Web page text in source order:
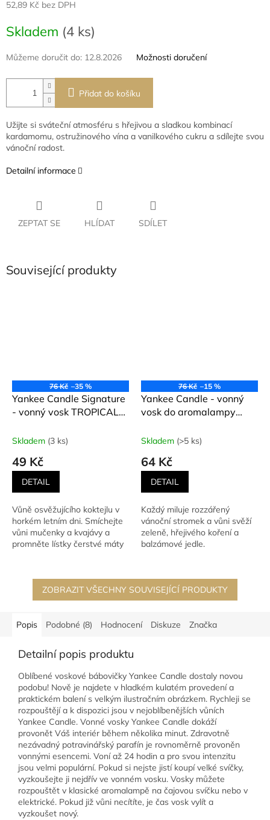
52,89 Kč bez DPH
cena:
Skladem (4 ks)
Můžeme doručit do: 12.8.2026 Možnosti doručení
Přidat do košíku
Užijte si sváteční atmosféru s hřejivou a sladkou kombinací
kardamomu, ostružinového vína a vanilkového cukru a sdílejte svou
vánoční radost.
Detailní informace
ZEPTAT SE HLÍDAT SDÍLET
Související produkty
76 Kč –35 %
Yankee Candle Signature
- vonný vosk TROPICAL
22 g
Skladem (3 ks)
49 Kč
DETAIL
Vůně osvěžujícího koktejlu v
horkém letním dni. Smíchejte
vůni mučenky a kvajávy a
promněte lístky čerstvé máty
76 Kč –15 %
Yankee Candle - vonný
vosk do aromalampy
CHRISTMAS TREE
Skladem (>5 ks)
64 Kč
DETAIL
Každý miluje rozzářený
vánoční stromek a vůni svěží
zeleně, hřejivého koření a
balzámové jedle.
ZOBRAZIT VŠECHNY SOUVISEJÍCÍ PRODUKTY
Popis Podobné (8) Hodnocení Diskuze Značka
Detailní popis produktu
Oblíbené voskové bábovičky Yankee Candle dostaly novou
podobu! Nově je najdete v hladkém kulatém provedení a
praktickém balení s velkým ilustračním obrázkem. Rychleji se
rozpouštějí a k dispozici jsou v nejoblíbenějších vůních
Yankee Candle. Vonné vosky Yankee Candle dokáží
provonět Váš interiér během několika minut. Zdravotně
nezávadný potravinářský parafín je rovnoměrně provoněn
vonnými esencemi. Voní až 24 hodin a pro svou intenzitu
jsou velmi populární. Pokud si nejste jistí koupí velké svíčky,
vyzkoušejte ji nejdřív ve vonném vosku. Vosky můžete
rozpouštět v klasické aromalampě na čajovou svíčku nebo v
elektrické. Pokud již vůni necítíte, je čas vosk vylít a
vyzkoušet nový.